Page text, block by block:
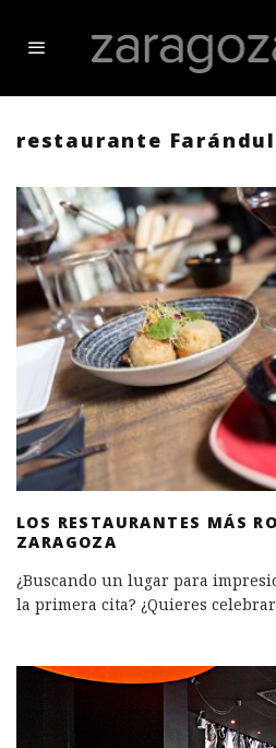
restaurante
LOS RESTAURANTES MÁS
ZARAGOZA
¿Buscando un lugar para
la primera cita? ¿Quieres